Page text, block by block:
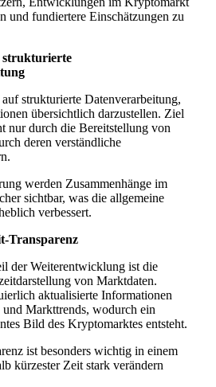
und fundiertere Einschätzungen zu
strukturierte Datenverarbeitung,
übersichtlich darzustellen. Ziel
nur durch die Bereitstellung von
deren verständliche
werden Zusammenhänge im
sichtbar, was die allgemeine
verbessert.
Transparenz
der Weiterentwicklung ist die
von Marktdaten.
aktualisierte Informationen
und Markttrends, wodurch ein
Bild des Kryptomarktes entsteht.
ist besonders wichtig in einem
kürzester Zeit stark verändern